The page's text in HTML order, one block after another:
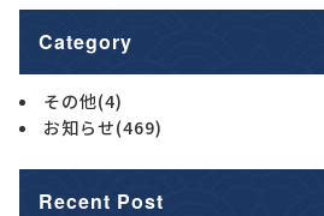
Category
その他(4)
お知らせ(469)
Recent Post